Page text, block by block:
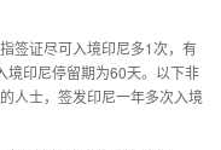
证尽可入境印尼多1次，有
境印尼停留期为60天。以下非
人士，签发印尼一年多次入境